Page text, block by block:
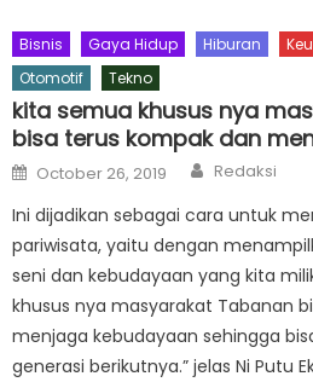
Bisnis Gaya Hidup Hiburan
Otomotif
Tekno
kita semua khusus nya
bisa terus kompak dan
Posted
on
October 26, 2019 Author
Redaksi
Ini dijadikan sebagai cara untuk
pariwisata, yaitu dengan
seni dan kebudayaan yang kita
khusus nya masyarakat Tabanan
menjaga kebudayaan sehingga
generasi berikutnya.” jelas Ni Putu